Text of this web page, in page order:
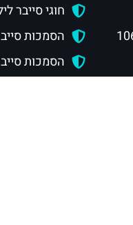
חוגי סייבר
הסמכות
הסמכות